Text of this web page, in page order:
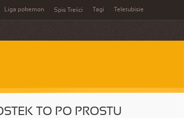
Liga pokemon Spis Treści Tagi Teletubisie
TO PO PROSTU